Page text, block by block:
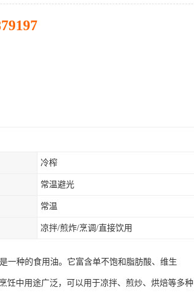
冷榨
常温避光
常温
凉拌/煎炸/烹调/直接饮用
一种的食用油。它富含单不饱和脂肪酸、维生
饪中用途广泛，可以用于凉拌、煎炒、烘焙等多种